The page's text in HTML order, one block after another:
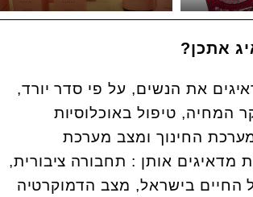
אתכן?
את הנשים, על פי סדר יורד,
המחיה, טיפול באוכלוסיות
החינוך ומצב מערכת
מדאיגים אותן : תחבורה ציבורית,
בישראל, מצב הדמוקרטיה